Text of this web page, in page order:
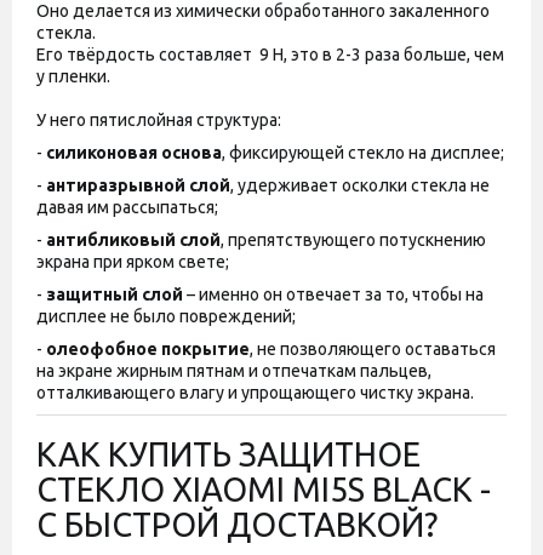
Оно делается из химически обработанного закаленного
стекла.
Его твёрдость составляет 9 H, это в 2-3 раза больше, чем
у пленки.
У него пятислойная структура:
- силиконовая основа, фиксирующей стекло на дисплее;
- антиразрывной слой, удерживает осколки стекла не
давая им рассыпаться;
- антибликовый слой, препятствующего потускнению
экрана при ярком свете;
- защитный слой – именно он отвечает за то, чтобы на
дисплее не было повреждений;
- олеофобное покрытие, не позволяющего оставаться
на экране жирным пятнам и отпечаткам пальцев,
отталкивающего влагу и упрощающего чистку экрана.
КАК КУПИТЬ ЗАЩИТНОЕ
СТЕКЛО XIAOMI MI5S BLACK -
С БЫСТРОЙ ДОСТАВКОЙ?